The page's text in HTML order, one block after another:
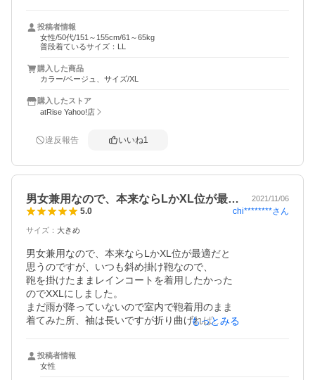
も欲しいなー！
注文番号risecreationー10448668傘カバー希望します
投稿者情報
女性/50代/151～155cm/61～65kg
普段着ているサイズ：LL
購入した商品
カラー/ベージュ、サイズ/XL
購入したストア
atRise Yahoo!店
違反報告 いいね1
男女兼用なので、本来ならLかXL位が最… 2021/11/06
5.0 chi********さん
サイズ ： 大きめ
男女兼用なので、本来ならLかXL位が最適だと
思うのですが、いつも斜め掛け鞄なので、
鞄を掛けたままレインコートを着用したかった
のでXXLにしました。
まだ雨が降っていないので室内で鞄着用のまま
着てみた所、袖は長いですが折り曲げれば
まず濡れないだろうと思います。
ファスナーとボタンが両方あるので漏れもないと
もっとみる
投稿者情報
女性